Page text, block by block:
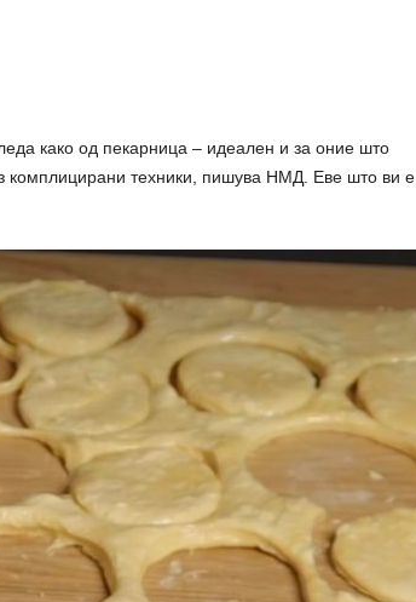
како од пекарница – идеален и за оние што
комплицирани техники, пишува НМД. Еве што ви е